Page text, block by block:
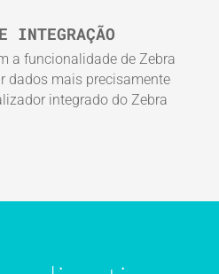
INTEGRAÇÃO
a funcionalidade de Zebra
dados mais precisamente
integrado do Zebra